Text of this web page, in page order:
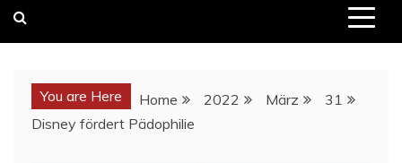
You are Here Home 2022 März
31
Disney fördert Pädophilie